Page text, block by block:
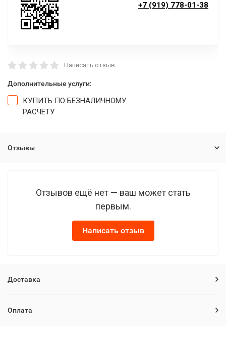
+7 (919) 778-01-38
Написать отзыв
Дополнительные услуги:
КУПИТЬ ПО БЕЗНАЛИЧНОМУ
РАСЧЕТУ
Отзывы
Отзывов ещё нет — ваш может стать
первым.
Написать отзыв
Доставка
Оплата